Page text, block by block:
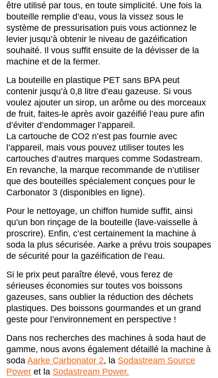
être utilisé par tous, en toute simplicité. Une fois la
bouteille remplie d’eau, vous la vissez sous le
système de pressurisation puis vous actionnez le
levier jusqu’à obtenir le niveau de gazéification
souhaité. Il vous suffit ensuite de la dévisser de la
machine et de la fermer.
La bouteille en plastique PET sans BPA peut
contenir jusqu’à 0,8 litre d’eau gazeuse. Si vous
voulez ajouter un sirop, un arôme ou des morceaux
de fruit, faites-le après avoir gazéifié l’eau pure afin
d’éviter d’endommager l’appareil.
La cartouche de CO2 n’est pas fournie avec
l’appareil, mais vous pouvez utiliser toutes les
cartouches d’autres marques comme Sodastream.
En revanche, la marque recommande de n’utiliser
que des bouteilles spécialement conçues pour le
Carbonator 3 (disponibles en ligne).
Pour le nettoyage, un chiffon humide suffit, ainsi
qu’un bon rinçage de la bouteille (lave-vaisselle à
proscrire). Enfin, c’est certainement la machine à
soda la plus sécurisée. Aarke a prévu trois soupapes
de sécurité pour la gazéification de l’eau.
Si le prix peut paraître élevé, vous ferez de
sérieuses économies sur toutes vos boissons
gazeuses, sans oublier la réduction des déchets
plastiques. Des boissons gourmandes et un grand
geste pour l’environnement en perspective !
Dans nos recherches des machines à soda haut de
gamme, nous avons également détaillé la machine à
sodaAarke Carbonator 2, la Sodastream Source
Power et la Sodastream Power.